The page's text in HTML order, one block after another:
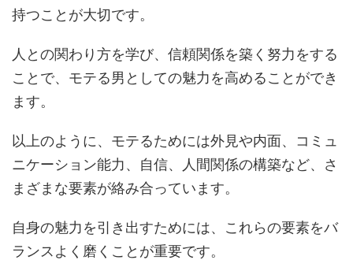
持つことが大切です。
人との関わり方を学び、信頼関係を築く努力をする
ことで、モテる男としての魅力を高めることができ
ます。
以上のように、モテるためには外見や内面、コミュ
ニケーション能力、自信、人間関係の構築など、さ
まざまな要素が絡み合っています。
自身の魅力を引き出すためには、これらの要素をバ
ランスよく磨くことが重要です。